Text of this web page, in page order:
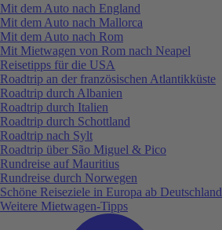
Mit dem Auto nach England
Mit dem Auto nach Mallorca
Mit dem Auto nach Rom
Mit Mietwagen von Rom nach Neapel
Reisetipps für die USA
Roadtrip an der französischen Atlantikküste
Roadtrip durch Albanien
Roadtrip durch Italien
Roadtrip durch Schottland
Roadtrip nach Sylt
Roadtrip über São Miguel & Pico
Rundreise auf Mauritius
Rundreise durch Norwegen
Schöne Reiseziele in Europa ab Deutschland
Weitere Mietwagen-Tipps